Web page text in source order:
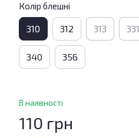
Колір блешні
310 312 313 331
340 356
В наявності
110 грн